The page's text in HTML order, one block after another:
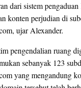
dari sistem
konten perjudian di
ujar Alexander.
pengendalian ruang
sebanyak 123
yang mengandung